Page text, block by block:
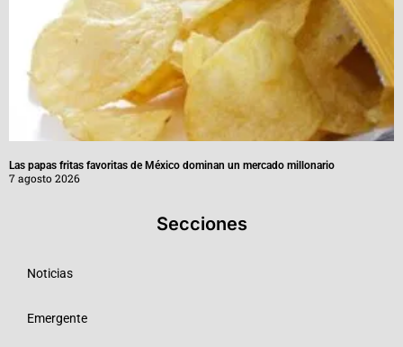
Las papas fritas favoritas de México dominan un mercado millonario
7 agosto 2026
Secciones
Noticias
Emergente